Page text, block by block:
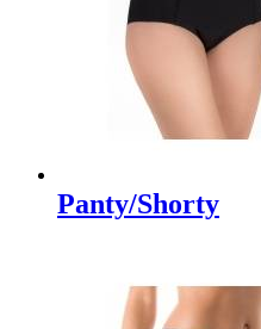
Panty/Shorty